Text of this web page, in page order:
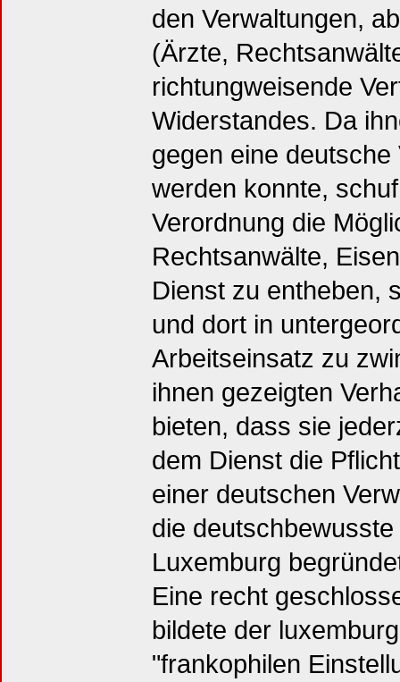
den Verwaltungen,
(Ärzte,
richtungweisende
Widerstandes. Da
gegen eine
werden konnte,
Verordnung die
Rechtsanwälte,
Dienst zu entheben,
und dort in
Arbeitseinsatz zu
ihnen gezeigten
bieten, dass sie
dem Dienst die
einer deutschen
die
Luxemburg
Eine recht
bildete der
"frankophilen